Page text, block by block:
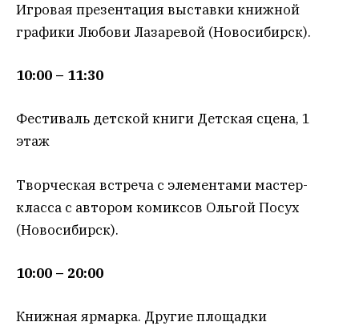
Игровая презентация выставки книжной
графики Любови Лазаревой (Новосибирск).
10:00 – 11:30
Фестиваль детской книги Детская сцена, 1
этаж
Творческая встреча с элементами мастер-
класса с автором комиксов Ольгой Посух
(Новосибирск).
10:00 – 20:00
Книжная ярмарка. Другие площадки